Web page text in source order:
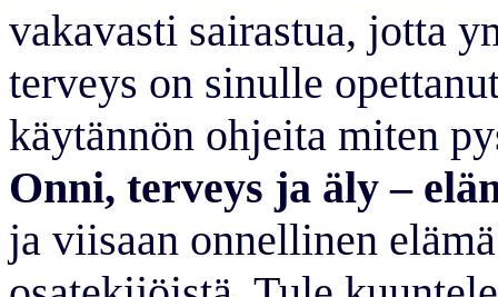
vakavasti sairastua, jotta
terveys on sinulle
käytännön ohjeita miten
Onni, terveys ja äly –
ja viisaan onnellinen